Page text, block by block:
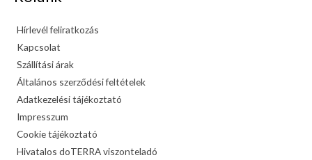
Hírlevél feliratkozás
Kapcsolat
Szállítási árak
Általános szerződési feltételek
Adatkezelési tájékoztató
Impresszum
Cookie tájékoztató
Hivatalos doTERRA viszonteladó